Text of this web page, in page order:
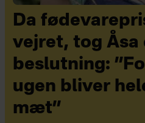
Da
vejret, tog Åsa
beslutning:
ugen bliver
mæt”